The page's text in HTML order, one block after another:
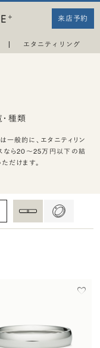
来店予約
| エタニティリング
種類
一般的に、エタニティリン
なら20〜25万円以下の結
だけます。